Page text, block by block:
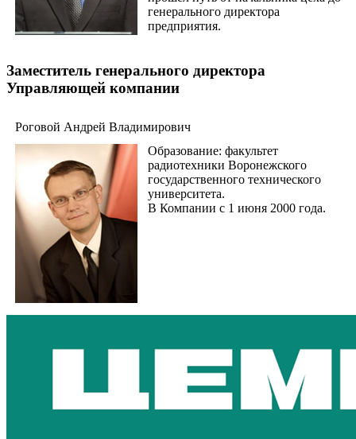
генерального директора
предприятия.
Заместитель генерального директора
Управляющей компании
Роговой Андрей Владимирович
Образование: факультет
радиотехники Воронежского
государственного технического
университета.
В Компании с 1 июня 2000 года.